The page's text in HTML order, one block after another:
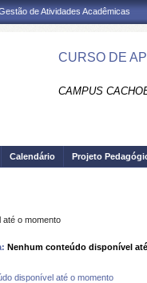
de Atividades Acadêmicas
CURSO DE
CAMPUS
Calendário Projeto
até o momento
Nenhum conteúdo disponível
disponível até o momento